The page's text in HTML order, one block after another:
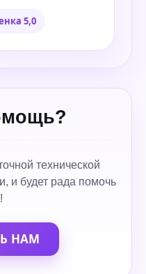
5,0
технической
и будет рада помочь
НАМ